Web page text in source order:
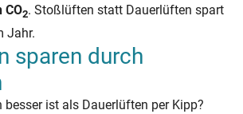
CO2. Stoßlüften statt Dauerlüften spart
Jahr.
sparen durch
ist als Dauerlüften per Kipp?